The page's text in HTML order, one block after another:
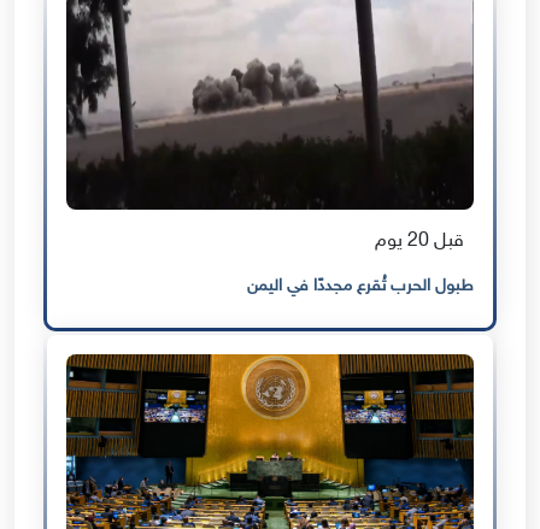
قبل 20 يوم
طبول الحرب تُقرع مجددًا في اليمن